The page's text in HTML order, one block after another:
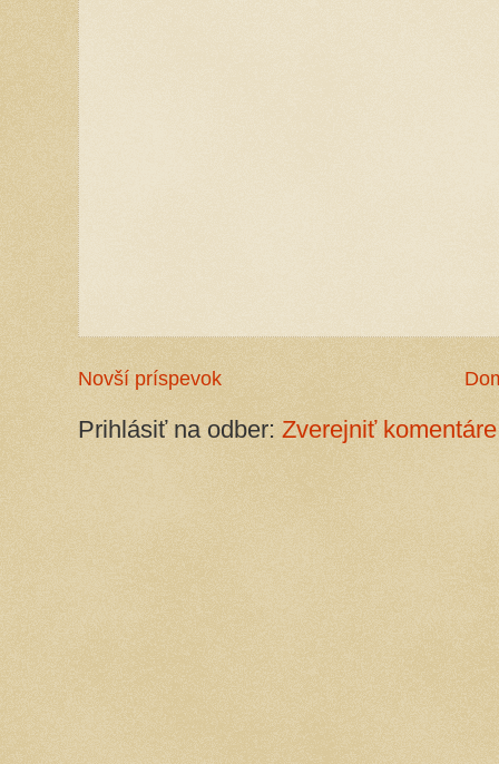
Novší príspevok
Prihlásiť na odber: Zverejniť